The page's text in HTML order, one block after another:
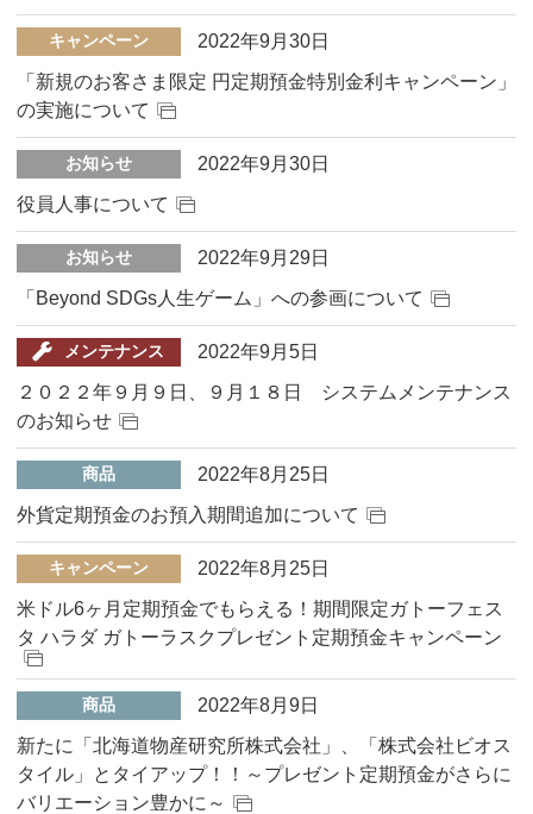
キャンペーン
2022年9月30日
「新規のお客さま限定 円定期預金特別金利キャンペーン」
の実施について
お知らせ
2022年9月30日
役員人事について
お知らせ
2022年9月29日
「Beyond SDGs人生ゲーム」への参画について
メンテナンス
2022年9月5日
２０２２年９月９日、９月１８日 システムメンテナンス
のお知らせ
商品
2022年8月25日
外貨定期預金のお預入期間追加について
キャンペーン
2022年8月25日
米ドル6ヶ月定期預金でもらえる！期間限定ガトーフェス
タ ハラダ ガトーラスクプレゼント定期預金キャンペーン
商品
2022年8月9日
新たに「北海道物産研究所株式会社」、「株式会社ビオス
タイル」とタイアップ！！～プレゼント定期預金がさらに
バリエーション豊かに～